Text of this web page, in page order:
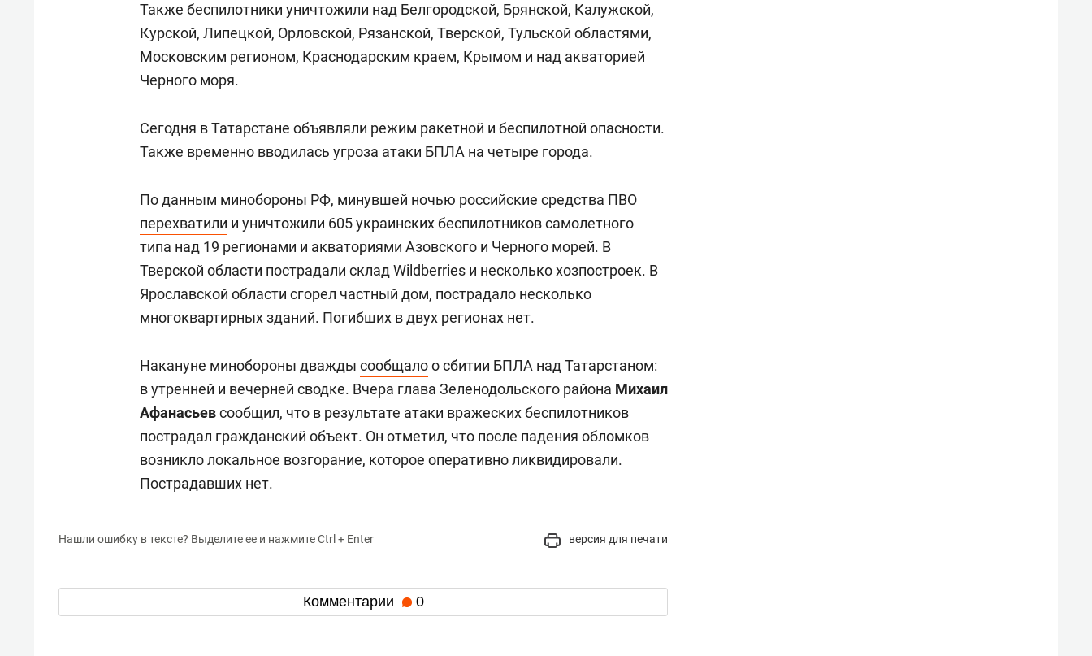
Также беспилотники уничтожили над Белгородской, Брянской, Калужской,
Курской, Липецкой, Орловской, Рязанской, Тверской, Тульской областями,
Московским регионом, Краснодарским краем, Крымом и над акваторией
Черного моря.
Сегодня в Татарстане объявляли режим ракетной и беспилотной опасности.
Также временно вводилась угроза атаки БПЛА на четыре города.
По данным минобороны РФ, минувшей ночью российские средства ПВО
перехватили и уничтожили 605 украинских беспилотников самолетного
типа над 19 регионами и акваториями Азовского и Черного морей. В
Тверской области пострадали склад Wildberries и несколько хозпостроек. В
Ярославской области сгорел частный дом, пострадало несколько
многоквартирных зданий. Погибших в двух регионах нет.
Накануне минобороны дважды сообщалоо сбитии БПЛА над Татарстаном:
в утренней и вечерней сводке. Вчера глава Зеленодольского района Михаил
Афанасьевсообщил, что в результате атаки вражеских беспилотников
пострадал гражданский объект. Он отметил, что после падения обломков
возникло локальное возгорание, которое оперативно ликвидировали.
Пострадавших нет.
Нашли ошибку в тексте? Выделите ее и нажмите Ctrl + Enter версия для печати
Комментарии 0